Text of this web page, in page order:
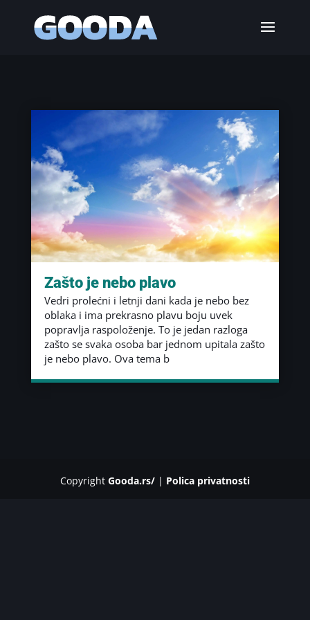
Zašto je nebo plavo
Vedri prolećni i letnji dani kada je nebo bez
oblaka i ima prekrasno plavu boju uvek
popravlja raspoloženje. To je jedan razloga
zašto se svaka osoba bar jednom upitala zašto
je nebo plavo. Ova tema b
Copyright Gooda.rs/| Polica privatnosti